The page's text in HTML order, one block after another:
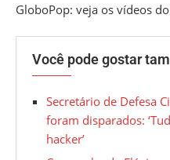
GloboPop: veja os vídeos
Você pode gostar
Secretário de Defesa
foram disparados:
hacker’